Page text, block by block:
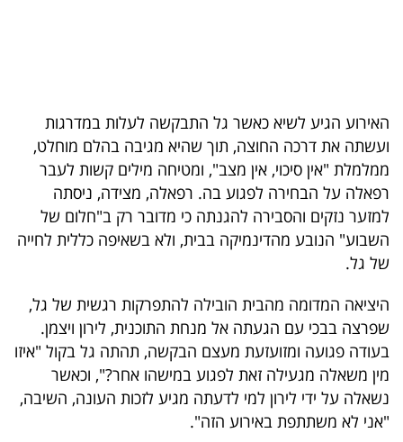
5
המילון
הכלכלי
פודקאסט
40
UNDER
40
שיתופי
פעולה
האירוע הגיע לשיא כאשר גל התבקשה לעלות במדרגות
ועשתה את דרכה החוצה, תוך שהיא מגיבה בהלם מוחלט,
ממלמלת "אין סיכוי, אין מצב", ומטיחה מילים קשות לעבר
רפאלה על הבחירה לפגוע בה. רפאלה, מצידה, ניסתה
למזער נזקים והסבירה להגנתה כי מדובר רק ב"חלום של
השבוע" הנובע מהדינמיקה בבית, ולא בשאיפה כללית לחייה
של גל.
היציאה המדומה מהבית הובילה להתפרקות רגשית של גל,
שפרצה בבכי עם הגעתה אל מנחת התוכנית, לירון ויצמן.
בעודה פגועה ומזועזעת מעצם הבקשה, תהתה גל בקול "איזו
מין משאלה מגעילה זאת לפגוע במישהו אחר?", וכאשר
נשאלה על ידי לירון למי לדעתה מגיע לזכות העונה, השיבה,
"אני לא משתתפת באירוע הזה".